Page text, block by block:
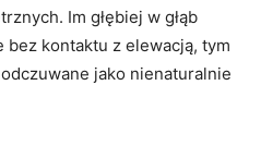
Im głębiej w głąb
kontaktu z elewacją, tym
jako nienaturalnie